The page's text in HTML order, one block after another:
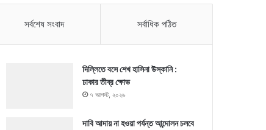
সর্বশেষ সংবাদ সর্বাধিক পঠিত
দিল্লিতে বসে শেখ হাসিনা উস্কানি :
ঢাকার তীব্র ক্ষোভ
৭ আগস্ট, ২০২৬
দাবি আদায় না হওয়া পর্যন্ত আন্দোলন চলবে